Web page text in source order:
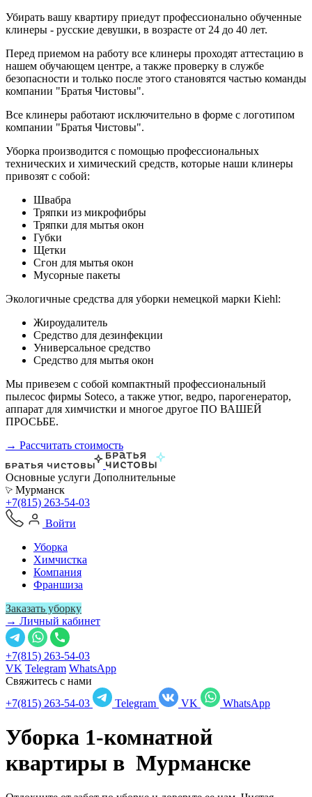
Убирать вашу квартиру приедут профессионально обученные
клинеры - русские девушки, в возрасте от 24 до 40 лет.
Перед приемом на работу все клинеры проходят аттестацию в
нашем обучающем центре, а также проверку в службе
безопасности и только после этого становятся частью команды
компании "Братья Чистовы".
Все клинеры работают исключительно в форме с логотипом
компании "Братья Чистовы".
Уборка производится с помощью профессиональных
технических и химический средств, которые наши клинеры
привозят с собой:
Швабра
Тряпки из микрофибры
Тряпки для мытья окон
Губки
Щетки
Сгон для мытья окон
Мусорные пакеты
Экологичные средства для уборки немецкой марки Kiehl:
Жироудалитель
Средство для дезинфекции
Универсальное средство
Средство для мытья окон
Мы привезем с собой компактный профессиональный
пылесос фирмы Soteco, а также утюг, ведро, парогенератор,
аппарат для химчистки и многое другое ПО ВАШЕЙ
ПРОСЬБЕ.
→ Рассчитать стоимость
Основные услуги Дополнительные
Мурманск
+7(815) 263-54-03
Войти
Уборка
Химчистка
Компания
Франшиза
Заказать уборку
→ Личный кабинет
+7(815) 263-54-03
VK Telegram WhatsApp
Свяжитесь с нами
+7(815) 263-54-03
Telegram VK WhatsApp
Уборка 1-комнатной
квартиры в Мурманске